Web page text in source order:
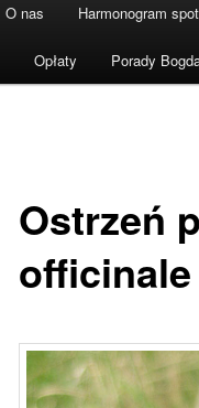
O nas Harmonogram
Opłaty Porady
Ostrzeń